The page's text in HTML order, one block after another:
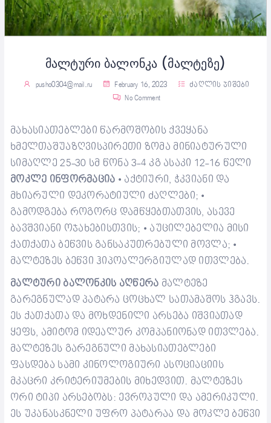
მალტური ბალონკა (მალტეზე)
pusho0304@mail.ru February 16, 2023
ძაღლის ჯიშები
No Comment
მახასიათებლები წარმოშობის ქვეყანა
ხმელთაშუაზღვისპირეთი ზომა მინიატურული
სიმაღლე 25-30 სმ წონა 3-4 კგ ასაკი 12-16 წელი
მოკლე ინფორმაცია • აქტიური, ჭკვიანი და
მხიარული დეკორატიული ძაღლები; •
გამოდგება როგორც დამწყებთათვის, ასევე
ბავშვიანი ოჯახებისთვის; • აუცილებელია მისი
ქათქათა ბეწვის განსაკუთრებული მოვლა; •
მალტეზეს ბეწვი ჰიპოალერგიულად ითვლება.
მალტურიბალონკის აღწერა მალტეზე
გარეგნულადპატარა ცოცხალ სათამაშოს ჰგავს.
ეს ქათქათა და მოხდენილი არსება იშვიათად
ყეფს, ამიტომ იდეალურ კომპანიონად ითვლება.
მალტეზეს გარეგნული მახასიათებლები
ფასდება სამი კინოლოგიური ასოციაციის
მკაცრი კრიტერიუმების მიხედვით. მალტეზეს
ორი ტიპი არსებობს: ევროპული და ამერიკული.
ეს უკანასკნელი უფრო პატარაა და მოკლე ბეწვი